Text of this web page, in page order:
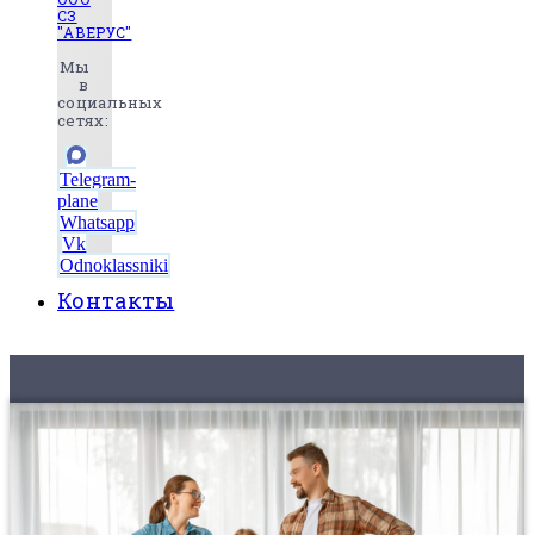
СЗ
"АВЕРУС"
Мы
в
социальных
сетях:
Telegram-
plane
Whatsapp
Vk
Odnoklassniki
Контакты